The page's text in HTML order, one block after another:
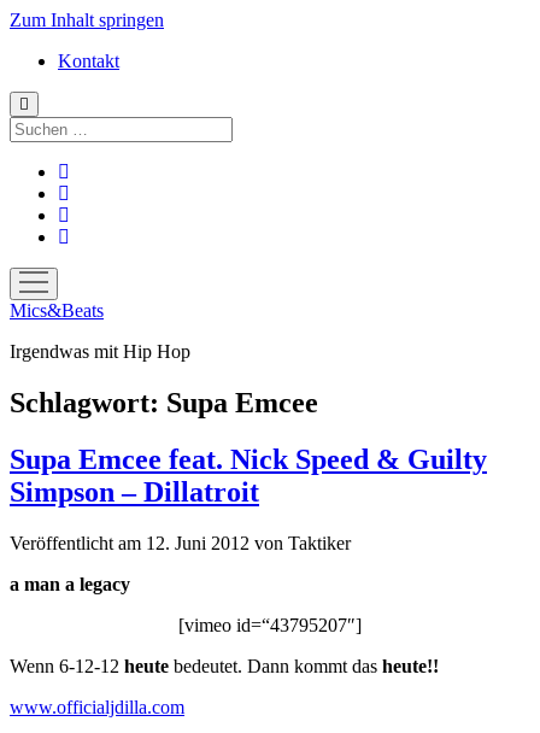
Zum Inhalt springen
Kontakt
Suchen
Menü
öffnen
Mics&Beats
Irgendwas mit Hip Hop
Schlagwort: Supa Emcee
Supa Emcee feat. Nick Speed & Guilty
Simpson – Dillatroit
Veröffentlicht am 12. Juni 2012 von Taktiker
a man a legacy
[vimeo id=“43795207″]
Wenn 6-12-12 heute bedeutet. Dann kommt das heute!!
www.officialjdilla.com